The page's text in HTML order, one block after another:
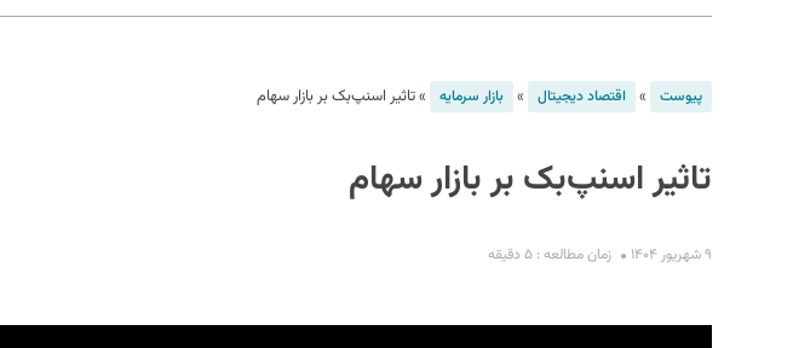
پیوست » اقتصاد دیجیتال » بازار سرمایه »تاثیر اسنپ‌بک بر بازار سهام
تاثیر اسنپ‌بک بر بازار سهام
۹ شهریور ۱۴۰۴ زمان مطالعه : ۵ دقیقه